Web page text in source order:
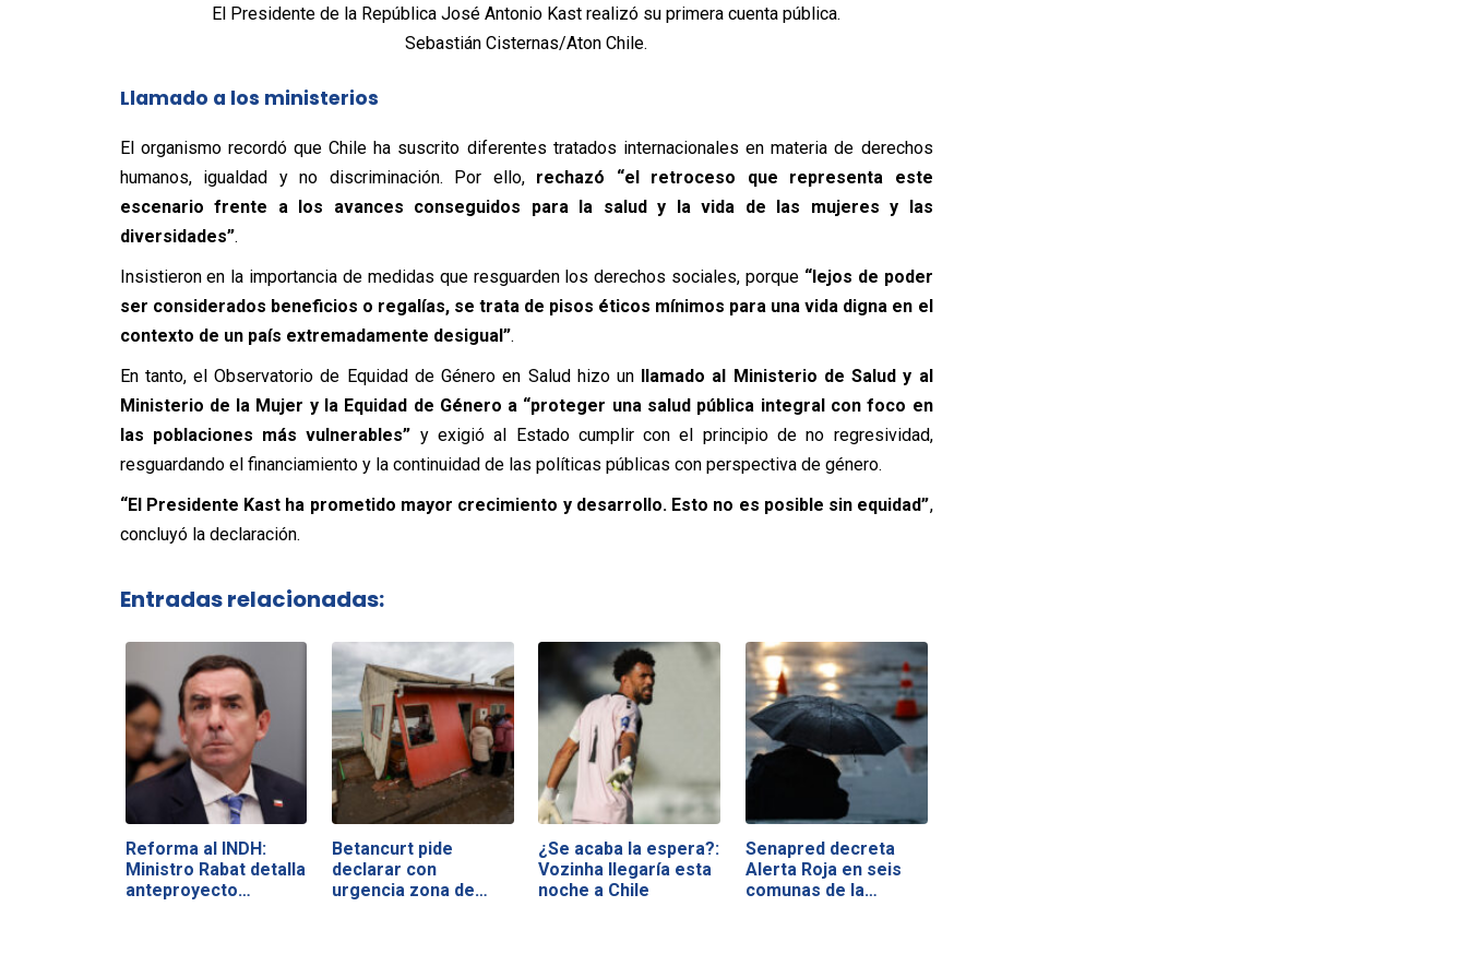
El Presidente de la República José Antonio Kast realizó su primera cuenta pública.
Sebastián Cisternas/Aton Chile.
Llamado a los ministerios
El organismo recordó que Chile ha suscrito diferentes tratados internacionales en materia de derechos
humanos, igualdad y no discriminación. Por ello, rechazó “el retroceso que representa este
escenario frente a los avances conseguidos para la salud y la vida de las mujeres y las
diversidades”.
Insistieron en la importancia de medidas que resguarden los derechos sociales, porque“lejos de poder
ser considerados beneficios o regalías, se trata de pisos éticos mínimos para una vida digna en el
contexto de un país extremadamente desigual”.
En tanto, el Observatorio de Equidad de Género en Salud hizo un llamado al Ministerio de Salud y al
Ministerio de la Mujer y la Equidad de Género a “proteger una salud pública integral con foco en
las poblaciones más vulnerables” y exigió al Estado cumplir con el principio de no regresividad,
resguardando el financiamiento y la continuidad de las políticas públicas con perspectiva de género.
“El Presidente Kast ha prometido mayor crecimiento y desarrollo. Esto no es posible sin equidad”,
concluyó la declaración.
Entradas relacionadas:
Reforma al INDH:
Ministro Rabat detalla
anteproyecto…
Betancurt pide
declarar con
urgencia zona de…
¿Se acaba la espera?:
Vozinha llegaría esta
noche a Chile
Senapred decreta
Alerta Roja en seis
comunas de la…